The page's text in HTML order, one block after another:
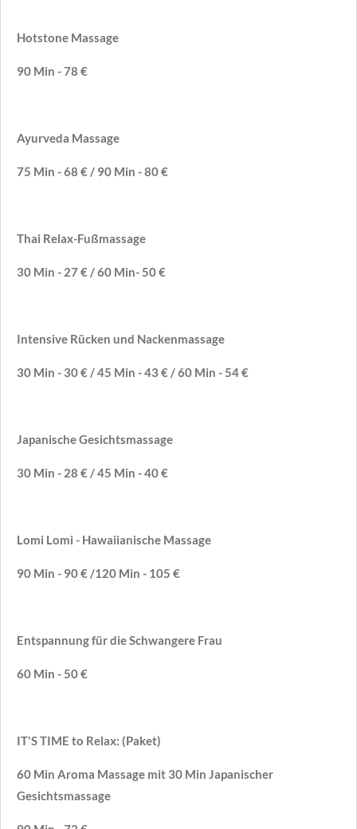
Hotstone Massage
90 Min - 78 €
Ayurveda Massage
75 Min - 68 € / 90 Min - 80 €
Thai Relax-Fußmassage
30 Min - 27 € / 60 Min- 50 €
Intensive Rücken und Nackenmassage
30 Min - 30 € / 45 Min - 43 € / 60 Min - 54 €
Japanische Gesichtsmassage
30 Min - 28 € / 45 Min - 40 €
Lomi Lomi - Hawaiianische Massage
90 Min - 90 € /120 Min - 105 €
Entspannung für die Schwangere Frau
60 Min - 50 €
IT'S TIME to Relax: (Paket)
60 Min Aroma Massage mit 30 Min Japanischer
Gesichtsmassage